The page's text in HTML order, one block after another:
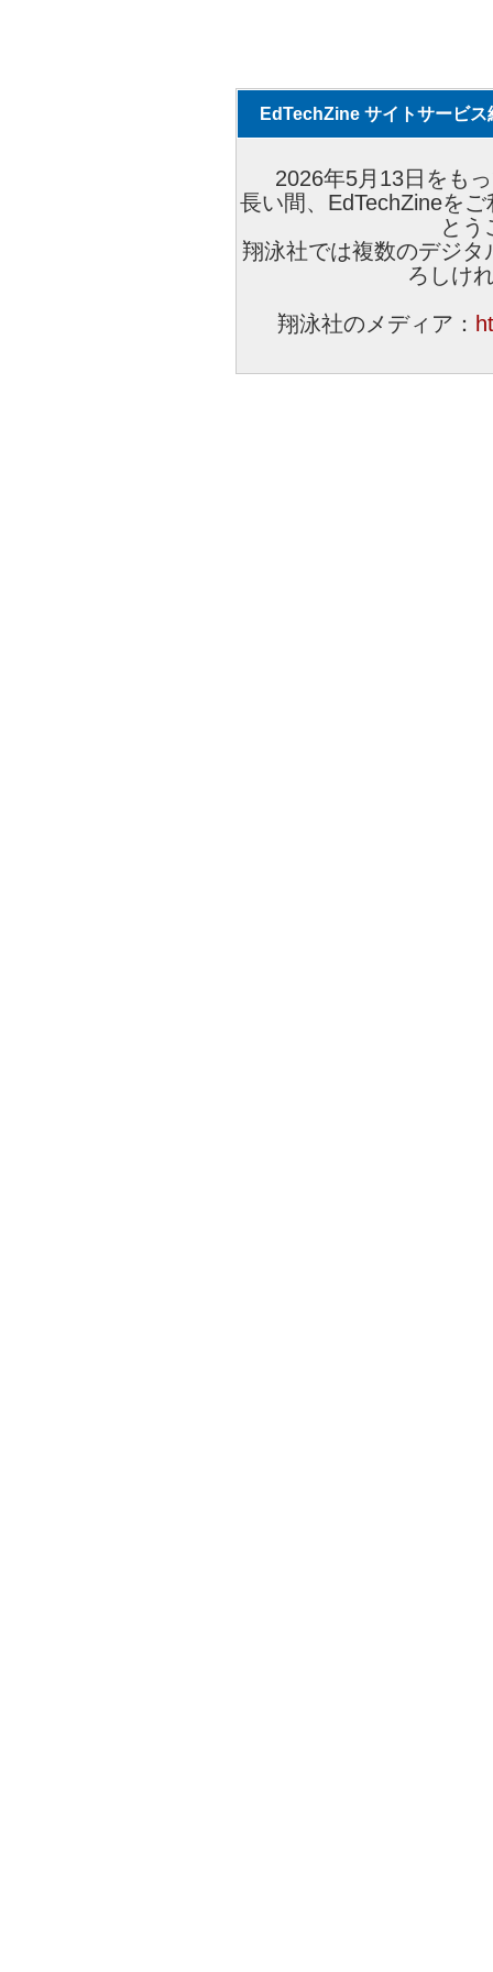
EdTechZine サイトサービス
2026年5月13日をも
長い間、EdTechZineを
とう
翔泳社では複数のデジ
ろしけ
翔泳社のメディア：